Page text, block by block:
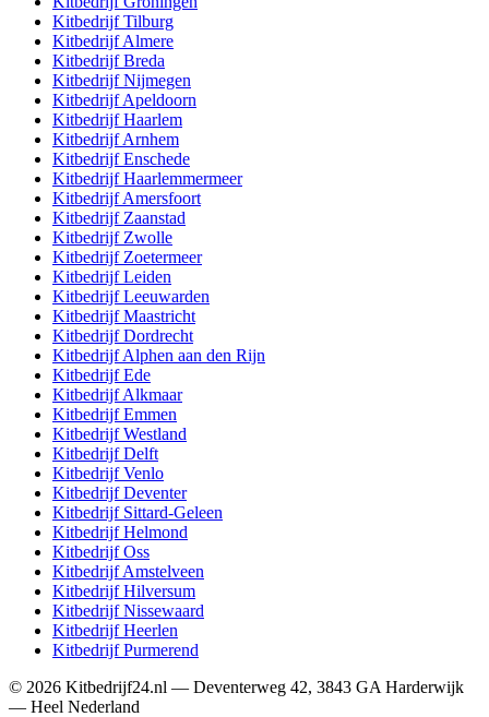
KitbedrijfTilburg
KitbedrijfAlmere
KitbedrijfBreda
KitbedrijfNijmegen
KitbedrijfApeldoorn
KitbedrijfHaarlem
KitbedrijfArnhem
KitbedrijfEnschede
KitbedrijfHaarlemmermeer
KitbedrijfAmersfoort
Kitbedrijf Zaanstad
Kitbedrijf Zwolle
Kitbedrijf Zoetermeer
KitbedrijfLeiden
KitbedrijfLeeuwarden
KitbedrijfMaastricht
KitbedrijfDordrecht
KitbedrijfAlphen aan den Rijn
KitbedrijfEde
KitbedrijfAlkmaar
KitbedrijfEmmen
KitbedrijfWestland
KitbedrijfDelft
KitbedrijfVenlo
KitbedrijfDeventer
Kitbedrijf Sittard-Geleen
KitbedrijfHelmond
KitbedrijfOss
KitbedrijfAmstelveen
KitbedrijfHilversum
KitbedrijfNissewaard
KitbedrijfHeerlen
KitbedrijfPurmerend
© 2026 Kitbedrijf24.nl — Deventerweg 42, 3843 GA Harderwijk
— Heel Nederland